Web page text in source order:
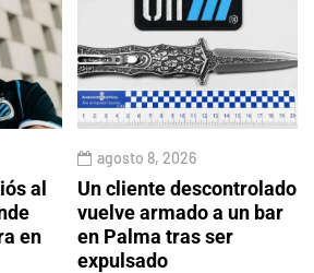
al
en
agosto 8, 2026
Un cliente descontrolado
vuelve armado a un bar
en Palma tras ser
expulsado